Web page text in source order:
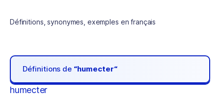
Définitions, synonymes, exemples en français
Définitions de “humecter“
humecter